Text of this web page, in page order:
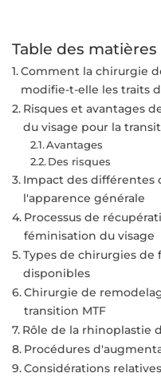
Table des matières
Comment la chirurgie
modifie-t-elle les traits
Risques et avantages
du visage pour la
Avantages
Des risques
Impact des différentes
l'apparence générale
Processus de
féminisation du visage
Types de chirurgies de
disponibles
Chirurgie de
transition MTF
Rôle de la rhinoplastie
Procédures
Considérations